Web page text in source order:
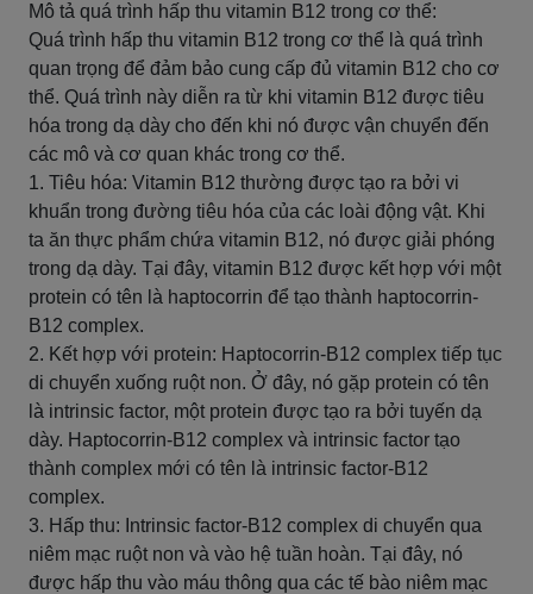
Mô tả quá trình hấp thu vitamin B12 trong cơ thể:
Quá trình hấp thu vitamin B12 trong cơ thể là quá trình
quan trọng để đảm bảo cung cấp đủ vitamin B12 cho cơ
thể. Quá trình này diễn ra từ khi vitamin B12 được tiêu
hóa trong dạ dày cho đến khi nó được vận chuyển đến
các mô và cơ quan khác trong cơ thể.
1. Tiêu hóa: Vitamin B12 thường được tạo ra bởi vi
khuẩn trong đường tiêu hóa của các loài động vật. Khi
ta ăn thực phẩm chứa vitamin B12, nó được giải phóng
trong dạ dày. Tại đây, vitamin B12 được kết hợp với một
protein có tên là haptocorrin để tạo thành haptocorrin-
B12 complex.
2. Kết hợp với protein: Haptocorrin-B12 complex tiếp tục
di chuyển xuống ruột non. Ở đây, nó gặp protein có tên
là intrinsic factor, một protein được tạo ra bởi tuyến dạ
dày. Haptocorrin-B12 complex và intrinsic factor tạo
thành complex mới có tên là intrinsic factor-B12
complex.
3. Hấp thu: Intrinsic factor-B12 complex di chuyển qua
niêm mạc ruột non và vào hệ tuần hoàn. Tại đây, nó
được hấp thu vào máu thông qua các tế bào niêm mạc